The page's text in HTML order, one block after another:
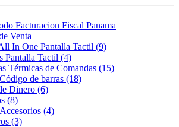
Facturacion Fiscal Panama
Venta
In One Pantalla Tactil (9)
Pantalla Tactil (4)
Térmicas de Comandas (15)
de barras (18)
Dinero (6)
(8)
(4)
(3)